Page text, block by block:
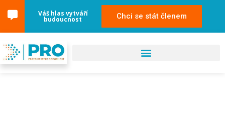
Váš hlas vytváří
budoucnost Chci se stát členem